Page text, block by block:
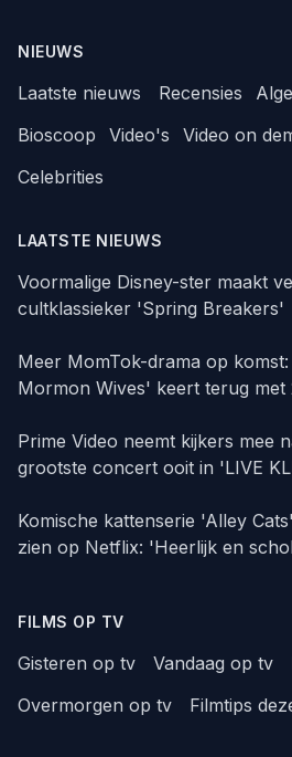
NIEUWS
Laatste nieuws Recensies
Bioscoop
Video's Video on
Celebrities
LAATSTE NIEUWS
Voormalige Disney-ster maakt
cultklassieker 'Spring Breakers'
Meer MomTok-drama op
Mormon Wives' keert terug met
Prime Video neemt kijkers mee
grootste concert ooit in 'LIVE
Komische kattenserie 'Alley
zien op Netflix: 'Heerlijk en
FILMS OP TV
Gisteren op tv Vandaag op tv
Overmorgen op tv
Filmtips